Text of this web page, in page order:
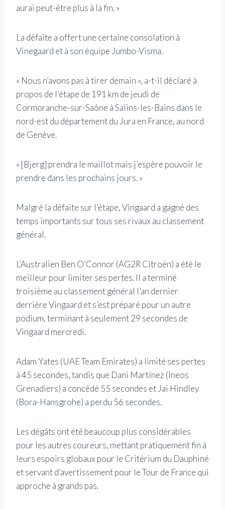
aurai peut-être plus à la fin. »
La défaite a offert une certaine consolation à
Vinegaard et à son équipe Jumbo-Visma.
« Nous n’avons pas à tirer demain », a-t-il déclaré à
propos de l’étape de 191 km de jeudi de
Cormoranche-sur-Saône à Salins-les-Bains dans le
nord-est du département du Jura en France, au nord
de Genève.
« [Bjerg] prendra le maillot mais j’espère pouvoir le
prendre dans les prochains jours. »
Malgré la défaite sur l’étape, Vingaard a gagné des
temps importants sur tous ses rivaux au classement
général.
L’Australien Ben O’Connor (AG2R Citroën) a été le
meilleur pour limiter ses pertes. Il a terminé
troisième au classement général l’an dernier
derrière Vingaard et s’est préparé pour un autre
podium, terminant à seulement 29 secondes de
Vingaard mercredi.
Adam Yates (UAE Team Emirates) a limité ses pertes
à 45 secondes, tandis que Dani Martínez (Ineos
Grenadiers) a concédé 55 secondes et Jai Hindley
(Bora-Hansgrohe) a perdu 56 secondes.
Les dégâts ont été beaucoup plus considérables
pour les autres coureurs, mettant pratiquement fin à
leurs espoirs globaux pour le Critérium du Dauphiné
et servant d’avertissement pour le Tour de France qui
approche à grands pas.